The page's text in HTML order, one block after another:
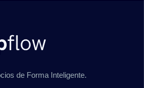
de Forma Inteligente.